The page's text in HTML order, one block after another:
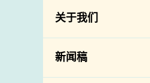
食物警报 / 致敏物
警报
活动
关于我们
组织结构
新闻稿